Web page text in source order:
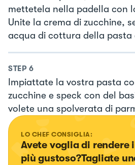
mettetela nella padella con
Unite la crema di zucchine,
acqua di cottura della pasta
STEP 6
Impiattate la vostra pasta
zucchine e speck con del
volete una spolverata di
LO CHEF CONSIGLIA:
Avete voglia di rendere
più gustoso?Tagliate